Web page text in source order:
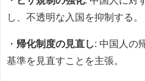
し、不透明な入国を抑制する。
・ 帰化制度の見直し: 中国人の
基準を見直すことを主張。